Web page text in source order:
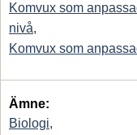
Komvux som
nivå,
Komvux som
Ämne:
Biologi,